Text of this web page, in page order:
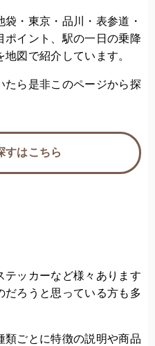
・東京・品川・表参道・
ポイント、駅の一日の乗降
図で紹介しています。
たら是非このページから探
すはこちら
テッカーなど様々あります
だろうと思っている方も多
類ごとに特徴の説明や商品